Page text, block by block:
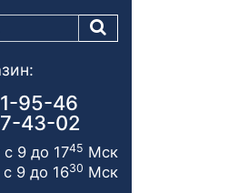
95-46
43-02
с 9 до 1745 Мск
с 9 до 1630 Мск